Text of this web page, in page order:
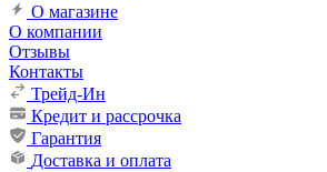
О магазине
О компании
Отзывы
Контакты
Трейд-Ин
Кредит и рассрочка
Гарантия
Доставка и оплата